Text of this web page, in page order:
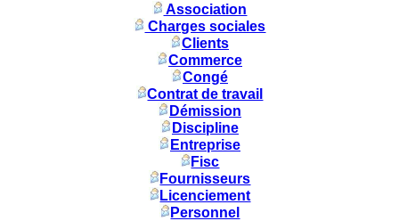
Association
Charges sociales
Clients
Commerce
Congé
Contrat de travail
Démission
Discipline
Entreprise
Fisc
Fournisseurs
Licenciement
Personnel